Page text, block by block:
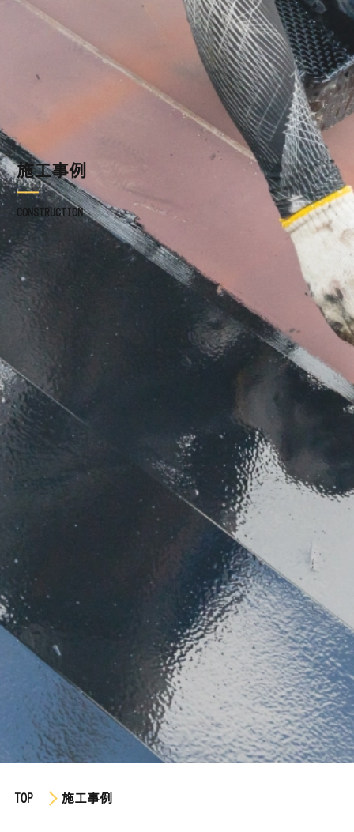
よくあるご質問
お知らせ
採用情報
お問い合わせ
施工事例
CONSTRUCTION
TOP 施工事例